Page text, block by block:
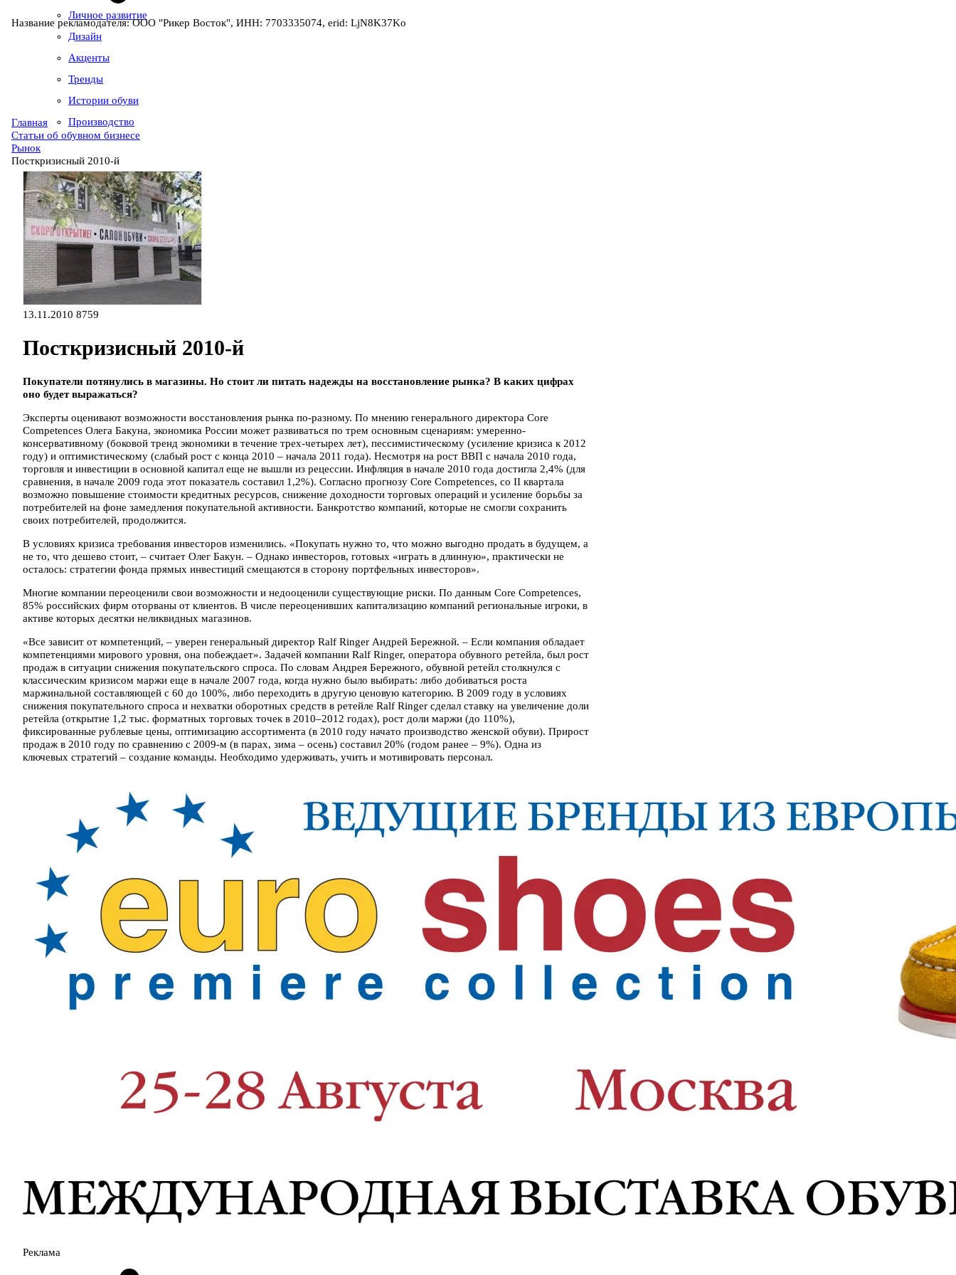
Личное развитие
Дизайн
Акценты
Тренды
Истории обуви
Производство
Название рекламодателя: ООО "Рикер Восток", ИНН: 7703335074, erid: LjN8K37Ko
Главная
Статьи об обувном бизнесе
Рынок
Посткризисный 2010-й
13.11.2010 8759
Посткризисный 2010-й
Покупатели потянулись в магазины. Но стоит ли питать надежды на восстановление рынка? В каких цифрах
оно будет выражаться?
Эксперты оценивают возможности восстановления рынка по-разному. По мнению генерального директора Core
Competences Олега Бакуна, экономика России может развиваться по трем основным сценариям: умеренно-
консервативному (боковой тренд экономики в течение трех-четырех лет), пессимистическому (усиление кризиса к 2012
году) и оптимистическому (слабый рост с конца 2010 – начала 2011 года). Несмотря на рост ВВП с начала 2010 года,
торговля и инвестиции в основной капитал еще не вышли из рецессии. Инфляция в начале 2010 года достигла 2,4% (для
сравнения, в начале 2009 года этот показатель составил 1,2%). Согласно прогнозу Core Competences, со II квартала
возможно повышение стоимости кредитных ресурсов, снижение доходности торговых операций и усиление борьбы за
потребителей на фоне замедления покупательной активности. Банкротство компаний, которые не смогли сохранить
своих потребителей, продолжится.
В условиях кризиса требования инвесторов изменились. «Покупать нужно то, что можно выгодно продать в будущем, а
не то, что дешево стоит, – считает Олег Бакун. – Однако инвесторов, готовых «играть в длинную», практически не
осталось: стратегии фонда прямых инвестиций смещаются в сторону портфельных инвесторов».
Многие компании переоценили свои возможности и недооценили существующие риски. По данным Core Competences,
85% российских фирм оторваны от клиентов. В числе переоценивших капитализацию компаний региональные игроки, в
активе которых десятки неликвидных магазинов.
«Все зависит от компетенций, – уверен генеральный директор Ralf Ringer Андрей Бережной. – Если компания обладает
компетенциями мирового уровня, она побеждает». Задачей компании Ralf Ringer, оператора обувного ретейла, был рост
продаж в ситуации снижения покупательского спроса. По словам Андрея Бережного, обувной ретейл столкнулся с
классическим кризисом маржи еще в начале 2007 года, когда нужно было выбирать: либо добиваться роста
маржинальной составляющей с 60 до 100%, либо переходить в другую ценовую категорию. В 2009 году в условиях
снижения покупательного спроса и нехватки оборотных средств в ретейле Ralf Ringer сделал ставку на увеличение доли
ретейла (открытие 1,2 тыс. форматных торговых точек в 2010–2012 годах), рост доли маржи (до 110%),
фиксированные рублевые цены, оптимизацию ассортимента (в 2010 году начато производство женской обуви). Прирост
продаж в 2010 году по сравнению с 2009-м (в парах, зима – осень) составил 20% (годом ранее – 9%). Одна из
ключевых стратегий – создание команды. Необходимо удерживать, учить и мотивировать персонал.
Реклама